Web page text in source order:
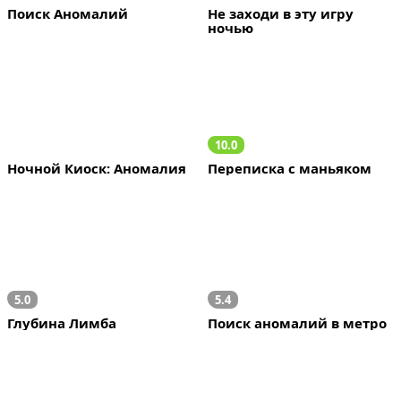
Поиск Аномалий
Не заходи в эту игру
ночью
Ночной Киоск: Аномалия
10.0
Переписка с маньяком
5.0
Глубина Лимба
5.4
Поиск аномалий в метро